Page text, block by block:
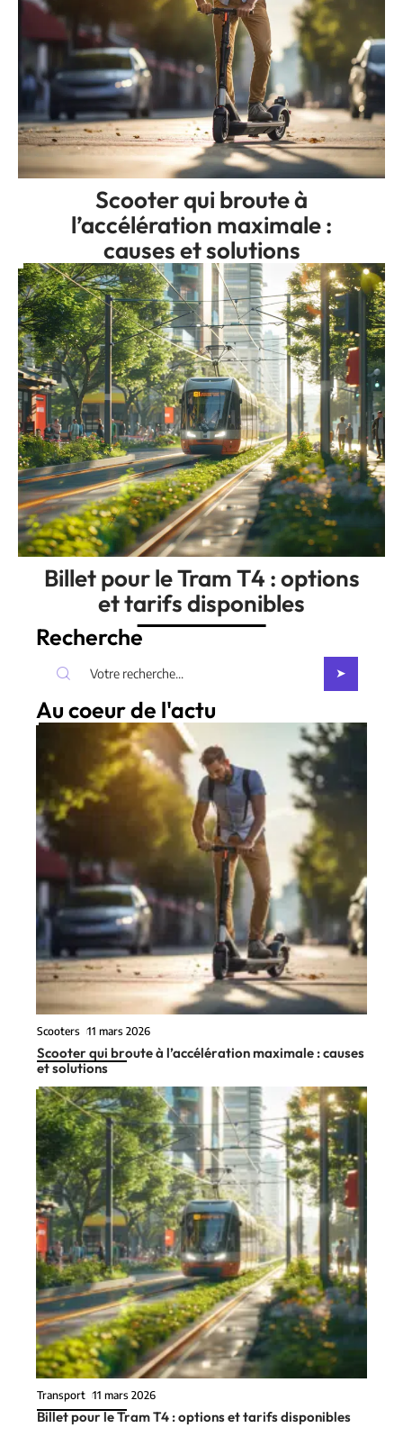
Scooter qui broute à
l’accélération maximale :
causes et solutions
Billet pour le Tram T4 : options
et tarifs disponibles
Recherche
Au coeur de l'actu
Scooters 11 mars 2026
Scooter qui broute à l’accélération maximale : causes
et solutions
Transport 11 mars 2026
Billet pour le Tram T4 : options et tarifs disponibles